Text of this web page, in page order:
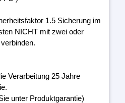
1.5 Sicherung im
NICHT mit zwei oder
Verarbeitung 25 Jahre
unter Produktgarantie)